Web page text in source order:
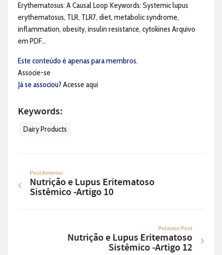
Erythematosus: A Causal Loop Keywords: Systemic lupus
erythematosus, TLR, TLR7, diet, metabolic syndrome,
inflammation, obesity, insulin resistance, cytokines Arquivo
em PDF...
Este conteúdo é apenas para membros.
Associe-se
Já se associou? Acesse aqui
Keywords:
Dairy Products
Post Anterior
Nutrição e Lupus Eritematoso
Sistêmico -Artigo 10
Próximo Post
Nutrição e Lupus Eritematoso
Sistêmico -Artigo 12